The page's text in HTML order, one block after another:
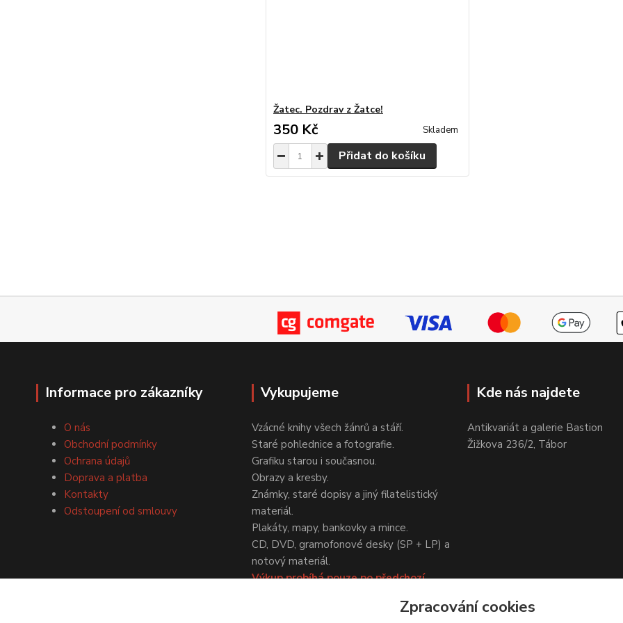
Žatec. Pozdrav z Žatce!
350 Kč Skladem
Přidat do košíku
Informace pro zákazníky
O nás
Obchodní podmínky
Ochrana údajů
Doprava a platba
Kontakty
Odstoupení od smlouvy
Vykupujeme
Vzácné knihy všech žánrů a stáří.
Staré pohlednice a fotografie.
Grafiku starou i současnou.
Obrazy a kresby.
Známky, staré dopisy a jiný filatelistický
materiál.
Plakáty, mapy, bankovky a mince.
CD, DVD, gramofonové desky (SP + LP) a
notový materiál.
Výkup probíhá pouze po předchozí
Kde nás najdete
Antikvariát a galerie Bastion
Žižkova 236/2, Tábor
Zpracování cookies